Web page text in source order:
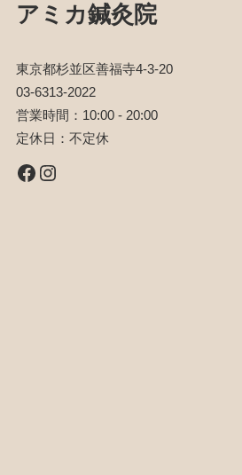
アミカ鍼灸院
東京都杉並区善福寺4-3-20
03-6313-2022
営業時間：10:00 - 20:00
定休日：不定休
Facebook
Instagram